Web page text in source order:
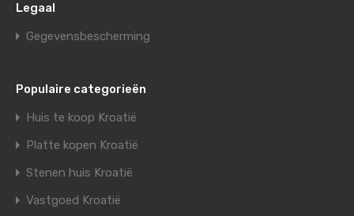
Legaal
Gegevensbescherming
Populaire categorieën
Huis te koop Kroatië
Platte kopen Kroatië
Stenen huis Kroatië
Vastgoed Kroatië